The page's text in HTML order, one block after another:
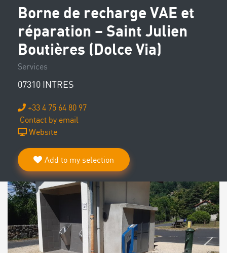
Borne de recharge VAE et
réparation – Saint Julien
Boutières (Dolce Via)
Services
07310 INTRES
+33 4 75 64 80 97
Contact by email
Website
Add to my selection